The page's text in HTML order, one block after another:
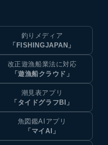
釣りメディア
「FISHINGJAPAN」
改正遊漁船業法に対応
「遊漁船クラウド」
潮見表アプリ
「タイドグラフBI」
魚図鑑AIアプリ
「マイAI」